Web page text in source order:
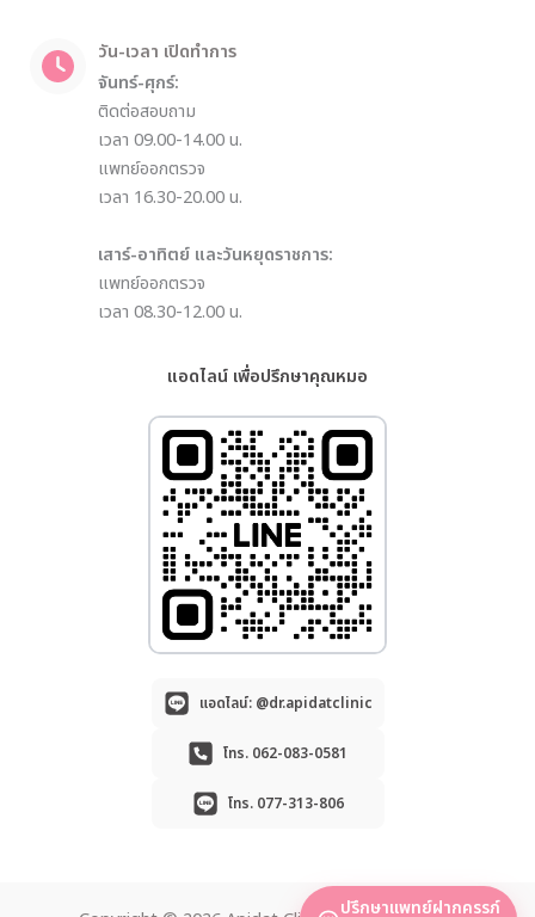
วัน-เวลา เปิดทำการ
จันทร์-ศุกร์:
ติดต่อสอบถาม
เวลา 09.00-14.00 น.
แพทย์ออกตรวจ
เวลา 16.30-20.00 น.
เสาร์-อาทิตย์ และวันหยุดราชการ:
แพทย์ออกตรวจ
เวลา 08.30-12.00 น.
แอดไลน์ เพื่อปรึกษาคุณหมอ
แอดไลน์: @dr.apidatclinic
โทร. 062-083-0581
โทร. 077-313-806
ปรึกษาแพทย์ฝากครรภ์